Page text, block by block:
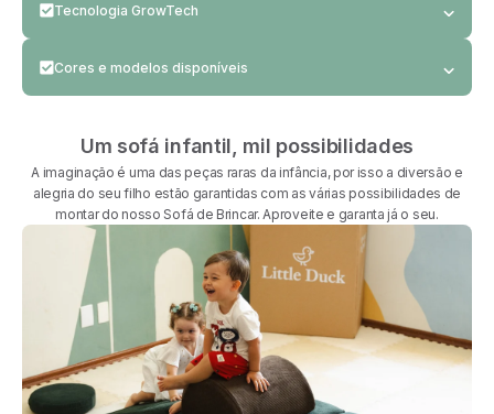
crescimento.
são feitos com o máximo de conforto e segurança,
almofadas leves e seguras para eles brincarem sem
perigo.
Tecnologia GrowTech
pequenos vão adorar vê-la acontecer. A sua compra vem
abrir o plástico e deixar que ele volte à sua forma original
sozinho!
Cores e modelos disponíveis
Além disso, são 9 cores disponíveis para combinar com a
sua decoração: cinza, linho, rosa, verde-claro, verde-
musgo, mostarda, azul-claro, azul-médio e azul-marinho.
Um sofá infantil, mil possibilidades
A imaginação é uma das peças raras da infância, por isso a diversão e
alegria do seu filho estão garantidas com as várias possibilidades de
montar do nosso Sofá de Brincar. Aproveite e garanta já o seu.